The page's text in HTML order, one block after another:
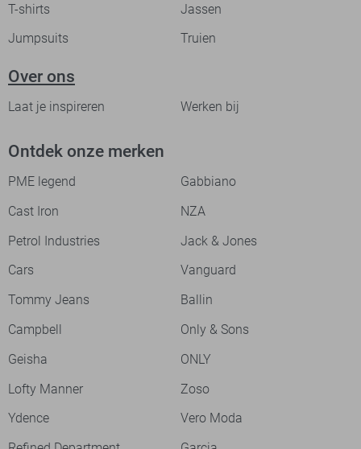
T-shirts
Jassen
Jumpsuits
Truien
Over ons
Laat je inspireren Werken bij
Ontdek onze merken
PME legend
Gabbiano
Cast Iron
NZA
Petrol Industries
Jack & Jones
Cars
Vanguard
Tommy Jeans
Ballin
Campbell
Only & Sons
Geisha
ONLY
Lofty Manner
Zoso
Ydence
Vero Moda